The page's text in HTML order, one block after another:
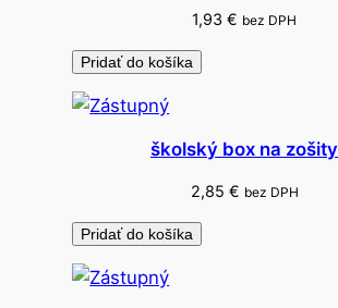
n
L
a
o
k
1,93 € bez DPH
Pridať do košíka
školský box na zošity
2,85 € bez DPH
Pridať do košíka